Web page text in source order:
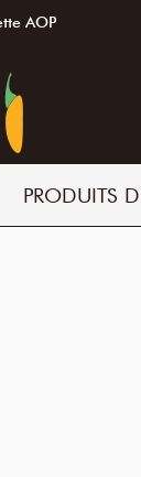
AOP
PRODUITS